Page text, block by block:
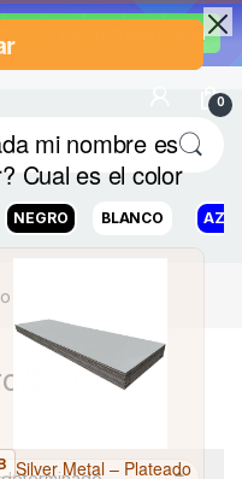
y Area Metropolitana
0
NEGRO BLANCO
Negro/Black
Black